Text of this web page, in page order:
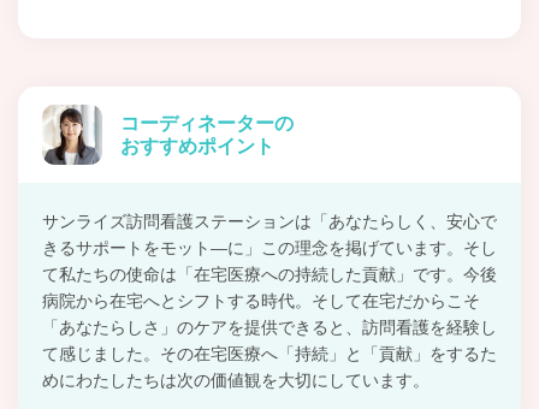
コーディネーターの
おすすめポイント
サンライズ訪問看護ステーションは「あなたらしく、安心で
きるサポートをモット―に」この理念を掲げています。そし
て私たちの使命は「在宅医療への持続した貢献」です。今後
病院から在宅へとシフトする時代。そして在宅だからこそ
「あなたらしさ」のケアを提供できると、訪問看護を経験し
て感じました。その在宅医療へ「持続」と「貢献」をするた
めにわたしたちは次の価値観を大切にしています。